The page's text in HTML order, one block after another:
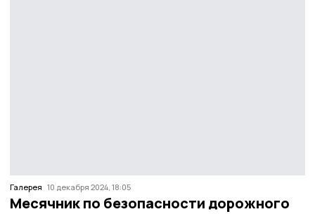
Галерея 10 декабря 2024, 18:05
Месячник по безопасности дорожного